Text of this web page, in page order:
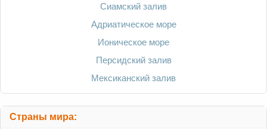
Сиамский залив
Адриатическое море
Ионическое море
Персидский залив
Мексиканский залив
Страны мира: